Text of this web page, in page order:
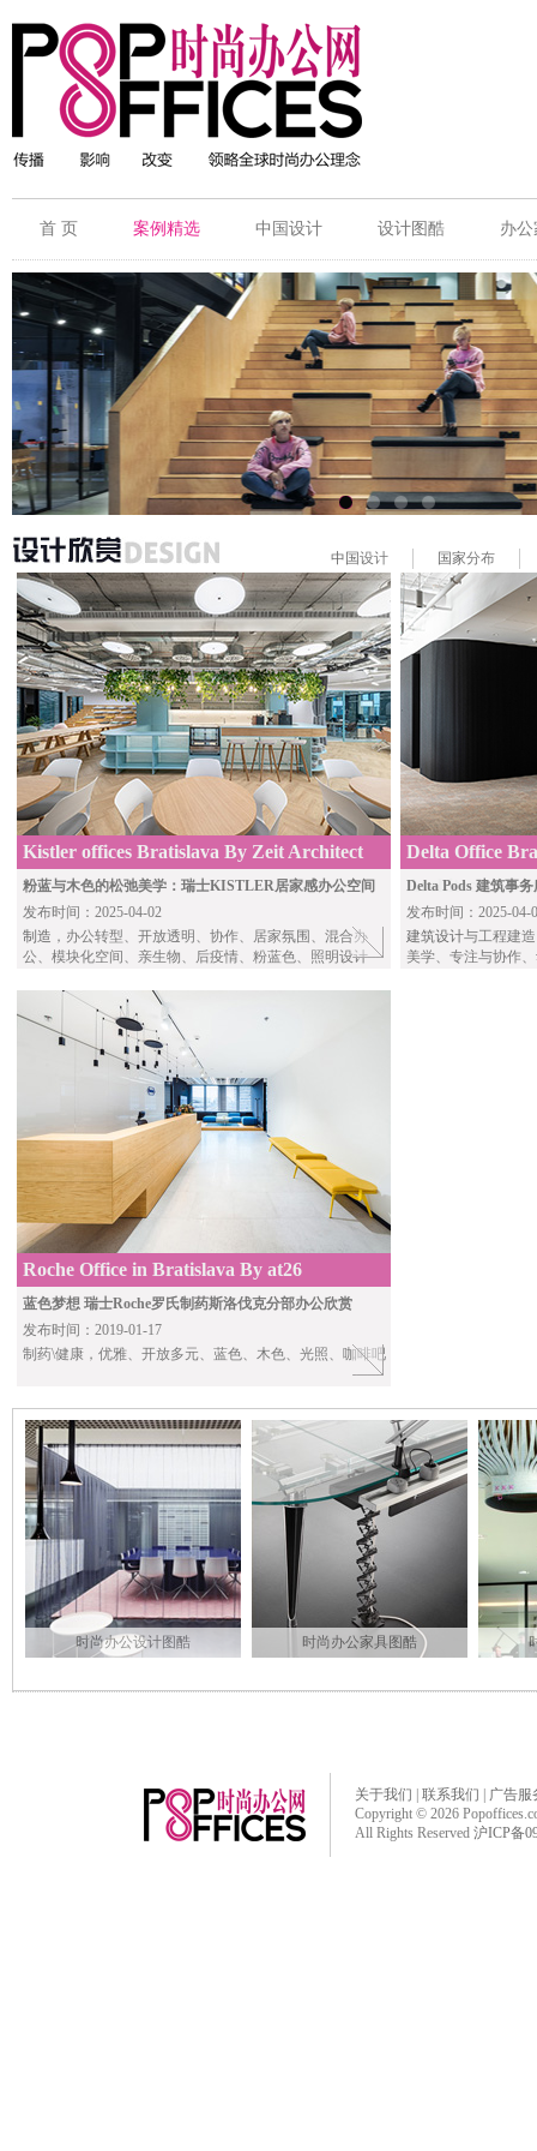
首 页 案例精选 中国设计 设计图酷 办
中国设计 国家分布
Kistler offices Bratislava By Zeit Architect
粉蓝与木色的松弛美学：瑞士KISTLER居家感办公空间
发布时间：2025-04-02
制造 ，办公转型、开放透明、协作、居家氛围、混合办
公、模块化空间、亲生物、后疫情、粉蓝色、照明设计
Delta Office
Architects
Delta Pods 建筑事
发布时间：2025-04-
建筑设计与工程建
美学、专注与协作
Roche Office in Bratislava By at26
蓝色梦想 瑞士Roche罗氏制药斯洛伐克分部办公欣赏
发布时间：2019-01-17
制药\健康，优雅、开放多元、蓝色、木色、光照、咖啡吧
时尚办公设计图酷 时尚办公家具图酷